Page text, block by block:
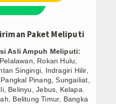
Paket Meliputi
Asli Ampuh Meliputi:
Rokan Hulu,
Singingi, Indragiri Hilir,
Pinang, Sungailiat,
Belinyu, Jebus, Kelapa.
Belitung Timur, Bangka